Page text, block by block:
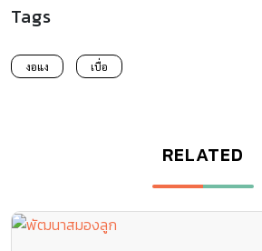
Tags
งอแง เบื่อ
RELATED